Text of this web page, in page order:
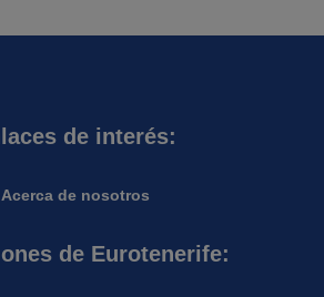
de interés:
Acerca de nosotros
de Eurotenerife: